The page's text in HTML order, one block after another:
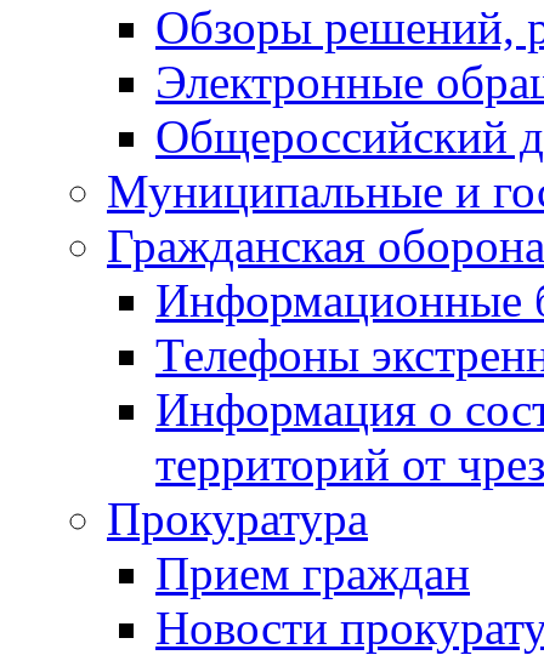
Обзоры решений,
Электронные
Общероссийский
Муниципальные и
Гражданская
Информационные
Телефоны
Информация о
территорий от
Прокуратура
Прием граждан
Новости